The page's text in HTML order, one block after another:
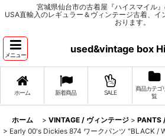
宮城県仙台市の古着屋『ハイスマイル』
USA直輸入のレギュラー＆ヴィンテージ古着、イ
おります。
メニュー
used&vintage box
ホーム 新着商品 SALE
商品カテゴ
覧
ホーム > VINTAGE / ヴィンテージ > PANTS
> Early 00's Dickies 874 ワークパンツ "BLACK /